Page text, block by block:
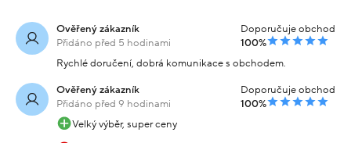
Ověřený zákazník
Přidáno před 5 hodinami
Doporučuje obchod
100%
Rychlé doručení, dobrá komunikace s obchodem.
Ověřený zákazník
Přidáno před 9 hodinami
Doporučuje obchod
100%
Velký výběr, super ceny